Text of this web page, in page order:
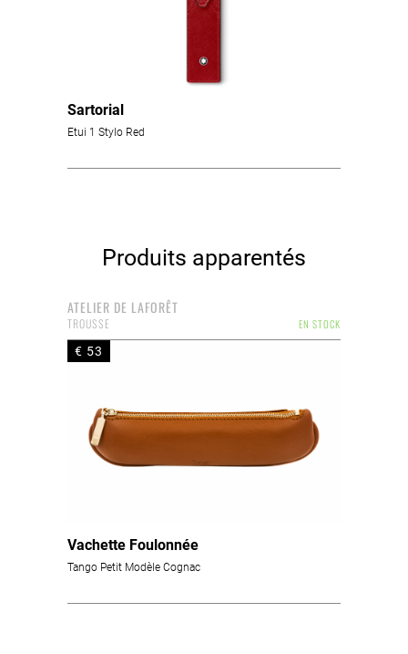
Sartorial
Etui 1 Stylo Red
Produits apparentés
ATELIER DE LAFORÊT
EN STOCK
TROUSSE
€ 53
Vachette Foulonnée
Tango Petit Modèle Cognac